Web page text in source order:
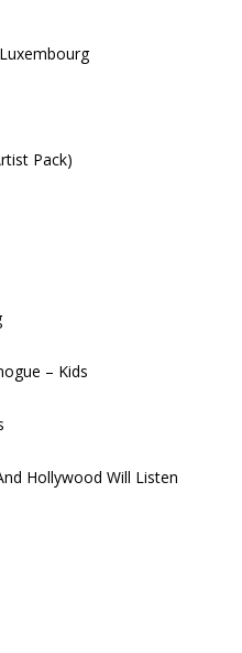
Pack)
– Kids
Hollywood Will Listen